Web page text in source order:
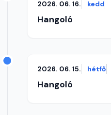
2026. 06. 16. kedd
Hangoló
2026. 06. 15. hétfő
Hangoló